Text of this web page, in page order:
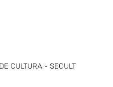
CULTURA - SECULT